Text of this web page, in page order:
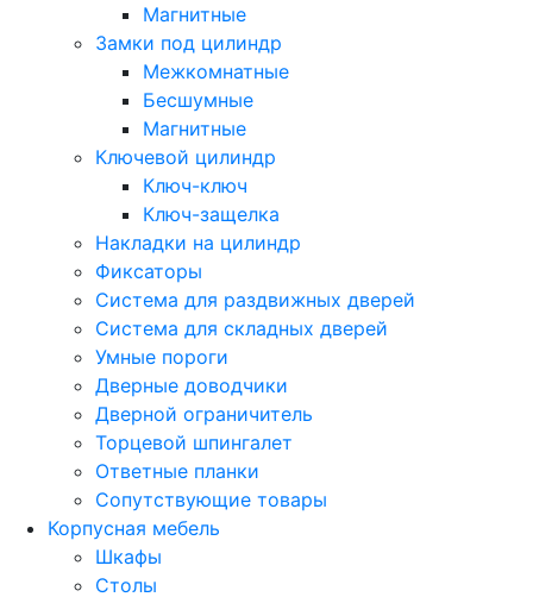
Магнитные
Замки под цилиндр
Межкомнатные
Бесшумные
Магнитные
Ключевой цилиндр
Ключ-ключ
Ключ-защелка
Накладки на цилиндр
Фиксаторы
Система для раздвижных дверей
Система для складных дверей
Умные пороги
Дверные доводчики
Дверной ограничитель
Торцевой шпингалет
Ответные планки
Сопутствующие товары
Корпусная мебель
Шкафы
Столы